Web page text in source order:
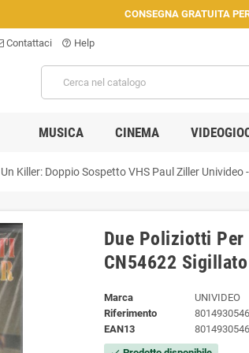
CONSEGNA GRATUITA
Contattaci help_outline Help
MUSICA CINEMA
Killer: Doppio Sospetto VHS Paul Ziller Univideo
Due Poliziotti
CN54622 Sigillato
Marca
UNIVIDEO
Riferimento
EAN13